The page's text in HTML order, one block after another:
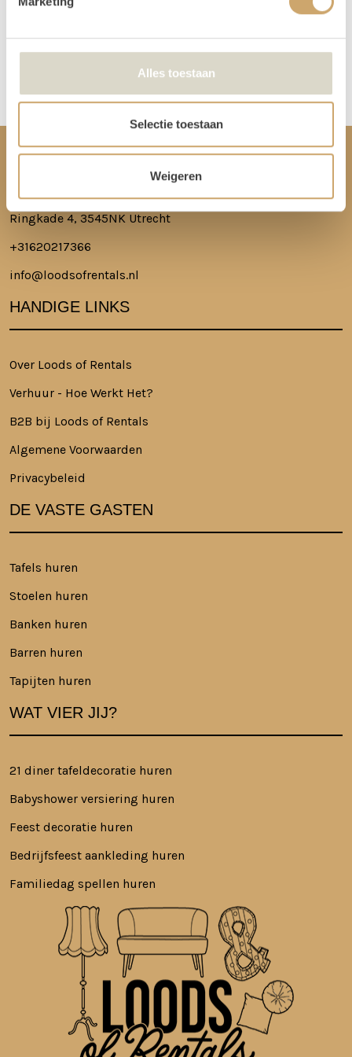
Alles toestaan
Selectie toestaan
Weigeren
Meer lezen over hoe het in zijn werk gaat?
of vlekken. We doen ons best de items zo netjes mogelijk bij je af te leveren.
CONTACT
Ringkade 4, 3545NK Utrecht
+31620217366
info@loodsofrentals.nl
HANDIGE LINKS
Over Loods of Rentals
Verhuur - Hoe Werkt Het?
B2B bij Loods of Rentals
Algemene Voorwaarden
Privacybeleid
DE VASTE GASTEN
Tafels huren
Stoelen huren
Banken huren
Barren huren
Tapijten huren
WAT VIER JIJ?
21 diner tafeldecoratie huren
Babyshower versiering huren
Feest decoratie huren
Bedrijfsfeest aankleding huren
Familiedag spellen huren